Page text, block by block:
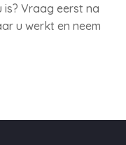
Vraag eerst na
u werkt en neem